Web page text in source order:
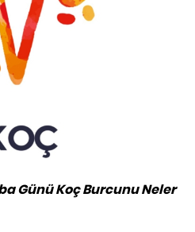
Günü Koç Burcunu Neler